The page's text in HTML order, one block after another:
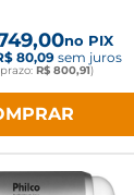
,00no PIX
80,09sem juros
prazo:R$ 800,91)